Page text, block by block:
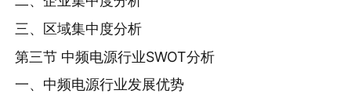
三、区域集中度分析
第三节 中频电源行业SWOT分析
一、中频电源行业发展优势